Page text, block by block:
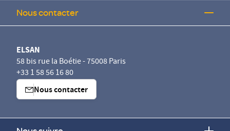
Nous contacter
ELSAN
58 bis rue la Boétie - 75008 Paris
+33 1 58 56 16 80
Nous contacter